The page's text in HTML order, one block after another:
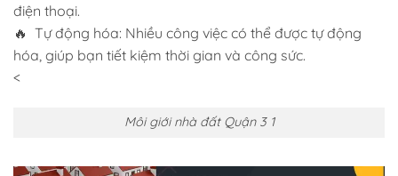
điện thoại.
🔥 Tự động hóa: Nhiều công việc có thể được tự động
hóa, giúp bạn tiết kiệm thời gian và công sức.
<
Môi giới nhà đất Quận 3 1